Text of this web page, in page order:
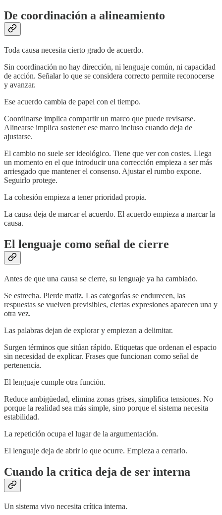
De coordinación a alineamiento
Toda causa necesita cierto grado de acuerdo.
Sin coordinación no hay dirección, ni lenguaje común, ni capacidad
de acción. Señalar lo que se considera correcto permite reconocerse
y avanzar.
Ese acuerdo cambia de papel con el tiempo.
Coordinarse implica compartir un marco que puede revisarse.
Alinearse implica sostener ese marco incluso cuando deja de
ajustarse.
El cambio no suele ser ideológico. Tiene que ver con costes. Llega
un momento en el que introducir una corrección empieza a ser más
arriesgado que mantener el consenso. Ajustar el rumbo expone.
Seguirlo protege.
La cohesión empieza a tener prioridad propia.
La causa deja de marcar el acuerdo. El acuerdo empieza a marcar la
causa.
El lenguaje como señal de cierre
Antes de que una causa se cierre, su lenguaje ya ha cambiado.
Se estrecha. Pierde matiz. Las categorías se endurecen, las
respuestas se vuelven previsibles, ciertas expresiones aparecen una y
otra vez.
Las palabras dejan de explorar y empiezan a delimitar.
Surgen términos que sitúan rápido. Etiquetas que ordenan el espacio
sin necesidad de explicar. Frases que funcionan como señal de
pertenencia.
El lenguaje cumple otra función.
Reduce ambigüedad, elimina zonas grises, simplifica tensiones. No
porque la realidad sea más simple, sino porque el sistema necesita
estabilidad.
La repetición ocupa el lugar de la argumentación.
El lenguaje deja de abrir lo que ocurre. Empieza a cerrarlo.
Cuando la crítica deja de ser interna
Un sistema vivo necesita crítica interna.